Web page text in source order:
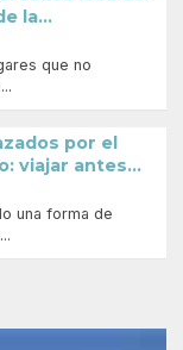
la...
que no
por el
viajar antes...
una forma de